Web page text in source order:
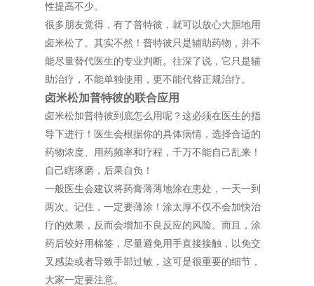
性提高不少。
很多朋友觉得，有了普特彼，就可以放心大胆地用
卤米松了。其实不然！普特彼只是辅助药物，并不
能尽量替代医生的专业判断。往深了说，它只是辅
助治疗，不能单独使用，更不能代替正规治疗。
卤米松加普特彼的联合应用
卤米松加普特彼到底怎么用呢？这必须在医生的指
导下进行！医生会根据你的具体病情，选择合适的
药物浓度、用药频率和疗程，千万不能自己乱来！
自己瞎琢磨，后果自负！
一般医生会建议将药膏薄薄地涂在患处，一天一到
两次。记住，一定要薄涂！涂太厚不仅不会加快治
疗的效果，反而会增加不良反应的风险。而且，涂
药后较好用棉签，尽量避免用手直接接触，以免交
叉感染或者导致手部过敏，这可是很重要的细节，
大家一定要注意。